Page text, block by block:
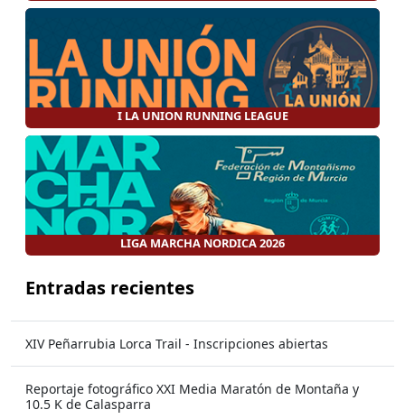
I LA UNION RUNNING LEAGUE
LIGA MARCHA NORDICA 2026
Entradas recientes
XIV Peñarrubia Lorca Trail - Inscripciones abiertas
Reportaje fotográfico XXI Media Maratón de Montaña y
10.5 K de Calasparra